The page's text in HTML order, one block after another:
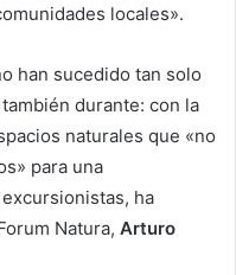
locales».
han sucedido tan solo
durante: con la
naturales que «no
para una
ha
Natura, Arturo